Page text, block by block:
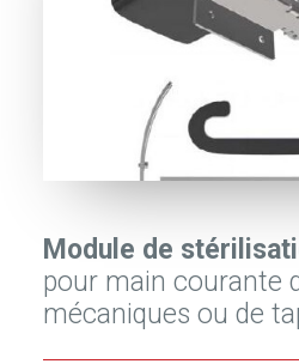
Module de
pour main courante
mécaniques ou de